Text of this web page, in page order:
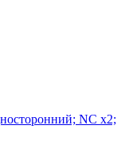
NC x2;